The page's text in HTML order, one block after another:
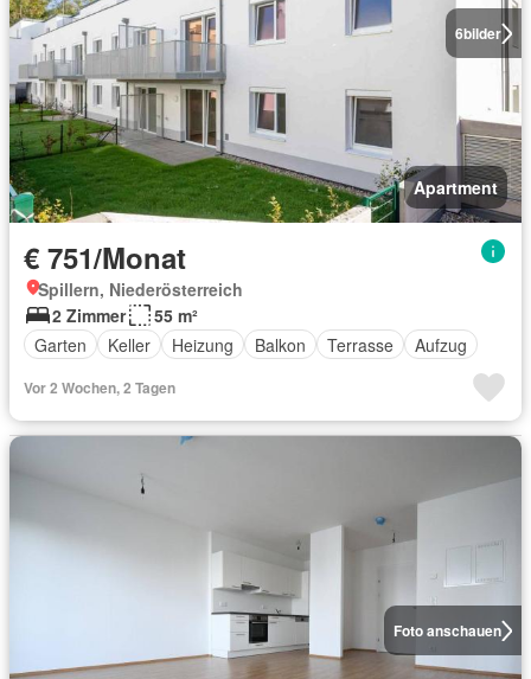
6bilder
Apartment
€ 751/Monat
Spillern, Niederösterreich
2 Zimmer
55 m²
Garten
Keller Heizung Balkon Terrasse Aufzug
Vor 2 Wochen, 2 Tagen
Foto anschauen